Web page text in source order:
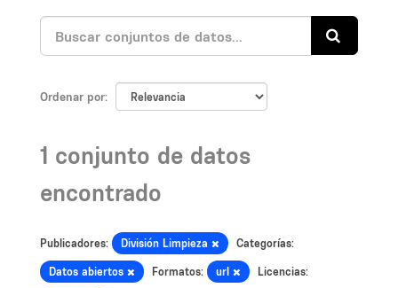
Ordenar por
1 conjunto de datos
encontrado
Publicadores: División Limpieza Categorías:
Datos abiertos Formatos: url Licencias: